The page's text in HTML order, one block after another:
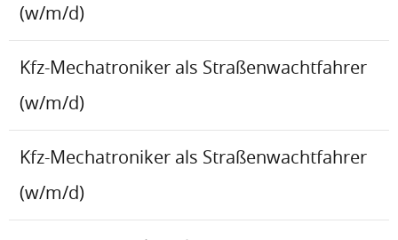
(w/m/d)
Kfz-Mechatroniker als Straßenwachtfahrer
(w/m/d)
Kfz-Mechatroniker als Straßenwachtfahrer
(w/m/d)